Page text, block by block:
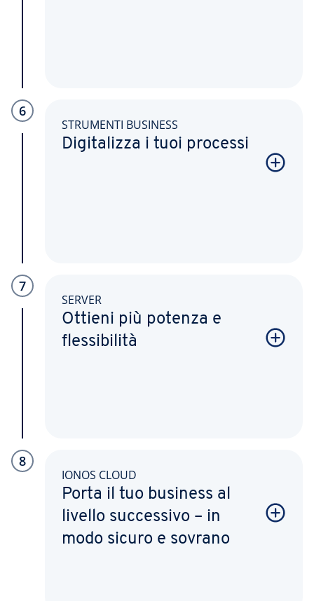
6
STRUMENTI BUSINESS
Digitalizza i tuoi processi
7
SERVER
Ottieni più potenza e
flessibilità
8
IONOS CLOUD
Porta il tuo business al
livello successivo – in
modo sicuro e sovrano